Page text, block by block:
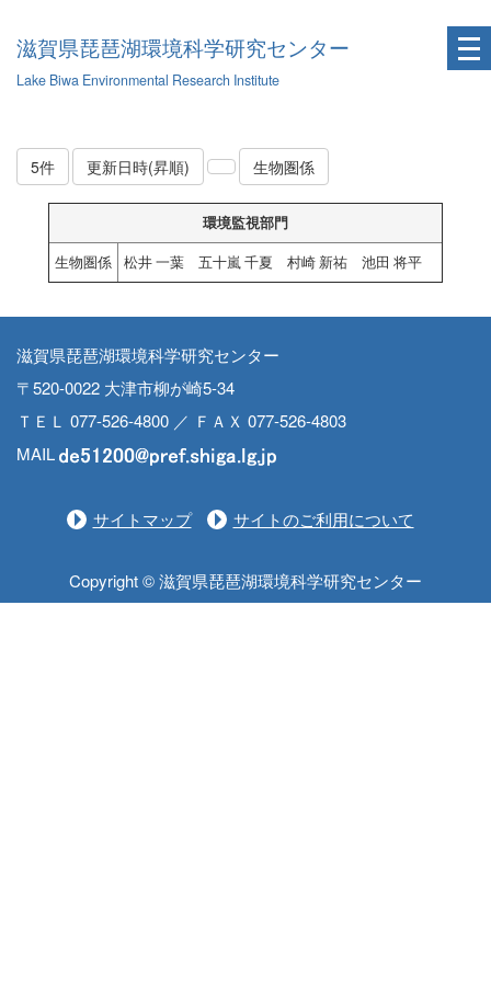
滋賀県琵琶湖環境科学研究センター
Lake Biwa Environmental Research Institute
5件 更新日時(昇順) 生物圏係
環境監視部門
生物圏係
松井 一葉 五十嵐 千夏 村崎 新祐 池田 将平
滋賀県琵琶湖環境科学研究センター
〒520-0022 大津市柳が崎5-34
ＴＥＬ 077-526-4800 ／ ＦＡＸ 077-526-4803
MAIL
サイトマップ サイトのご利用について
Copyright © 滋賀県琵琶湖環境科学研究センター